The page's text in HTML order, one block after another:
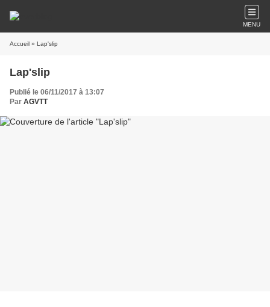
MENU
Accueil » Lap'slip
Lap'slip
Publié le 06/11/2017 à 13:07
Par AGVTT